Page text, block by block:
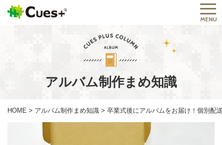
MENU
アルバム制作まめ知識
HOME > アルバム制作まめ知識 > 卒業式後にアルバムをお届け！個別配